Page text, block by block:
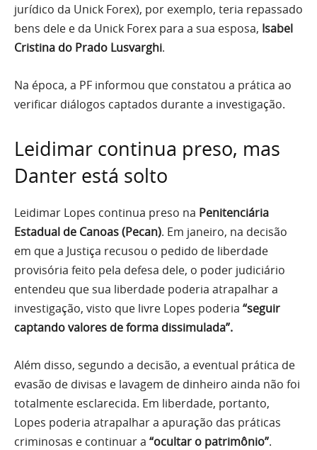
jurídico da Unick Forex), por exemplo, teria repassado
bens dele e da Unick Forex para a sua esposa, Isabel
Cristina do Prado Lusvarghi.
Na época, a PF informou que constatou a prática ao
verificar diálogos captados durante a investigação.
Leidimar continua preso, mas
Danter está solto
Leidimar Lopes continua preso na Penitenciária
Estadual de Canoas (Pecan). Em janeiro, na decisão
em que a Justiça recusou o pedido de liberdade
provisória feito pela defesa dele, o poder judiciário
entendeu que sua liberdade poderia atrapalhar a
investigação, visto que livre Lopes poderia “seguir
captando valores de forma dissimulada”.
Além disso, segundo a decisão, a eventual prática de
evasão de divisas e lavagem de dinheiro ainda não foi
totalmente esclarecida. Em liberdade, portanto,
Lopes poderia atrapalhar a apuração das práticas
criminosas e continuar a “ocultar o patrimônio”.